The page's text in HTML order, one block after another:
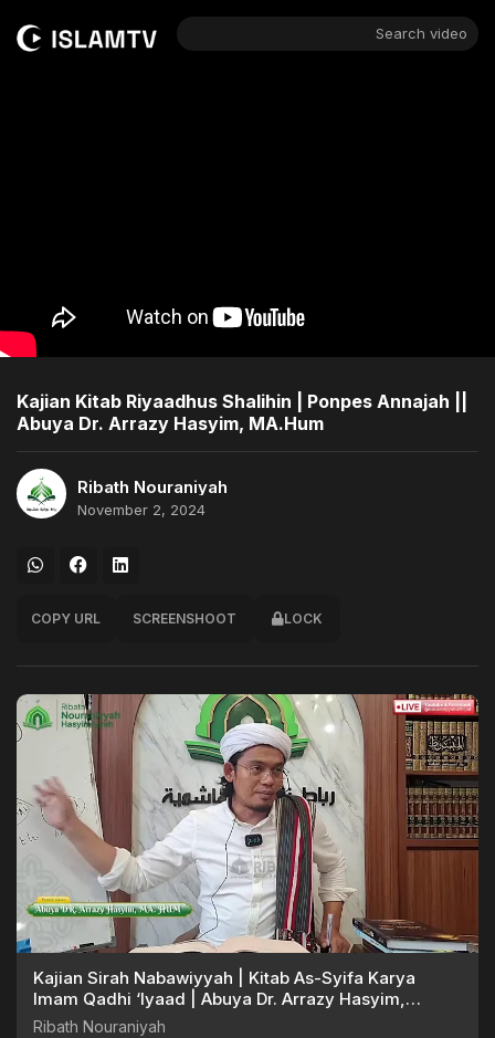
Search video
Kajian Kitab Riyaadhus Shalihin | Ponpes Annajah ||
Abuya Dr. Arrazy Hasyim, MA.Hum
Ribath Nouraniyah
November 2, 2024
COPY URL SCREENSHOOT LOCK
Kajian Sirah Nabawiyyah | Kitab As-Syifa Karya
Imam Qadhi ‘Iyaad | Abuya Dr. Arrazy Hasyim,
MA.Hum
Ribath Nouraniyah